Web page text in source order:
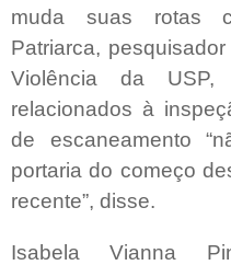
muda suas rotas
Patriarca,
Violência da
relacionados à
de escaneamento
portaria do começo
recente”, disse.
Isabela Vianna